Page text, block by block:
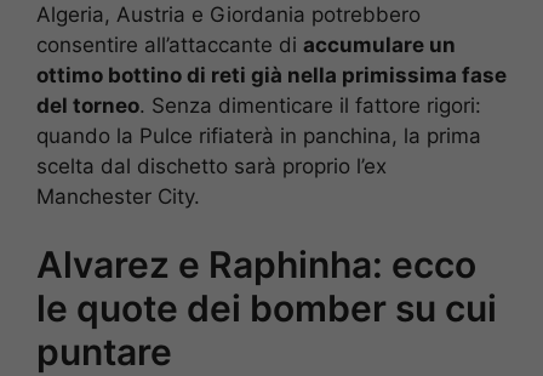
Algeria, Austria e Giordania potrebbero
consentire all’attaccante di accumulare un
ottimo bottino di reti già nella primissima fase
del torneo. Senza dimenticare il fattore rigori:
quando la Pulce rifiaterà in panchina, la prima
scelta dal dischetto sarà proprio l’ex
Manchester City.
Alvarez e Raphinha: ecco
le quote dei bomber su cui
puntare